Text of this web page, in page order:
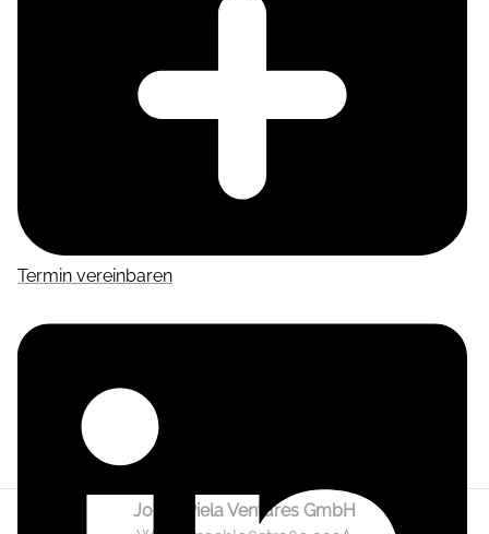
Termin vereinbaren
Jonas Piela Ventures GmbH